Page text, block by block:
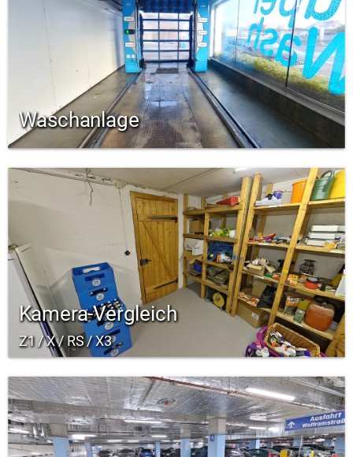
Waschanlage
Kamera-Vergleich
Z1 / X / RS / X3